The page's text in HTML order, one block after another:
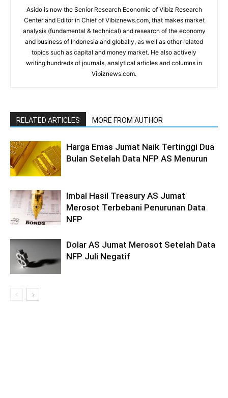
Asido is now the Senior Research Economic of Vibiz Research
Center and Editor in Chief of Vibiznews.com, that makes market
analysis (fundamental & technical) and research of the economy
and business of Indonesia and globally, as well as other related
topics such as capital and money market. He also actively
writing hundreds of journals, analytical articles and columns in
Vibiznews.com.
RELATED ARTICLES MORE FROM AUTHOR
Harga Emas Jumat Naik Tertinggi Dua
Bulan Setelah Data NFP AS Menurun
Imbal Hasil Treasury AS Jumat
Merosot Terbebani Penurunan Data
NFP
Dolar AS Jumat Merosot Setelah Data
NFP Juli Negatif